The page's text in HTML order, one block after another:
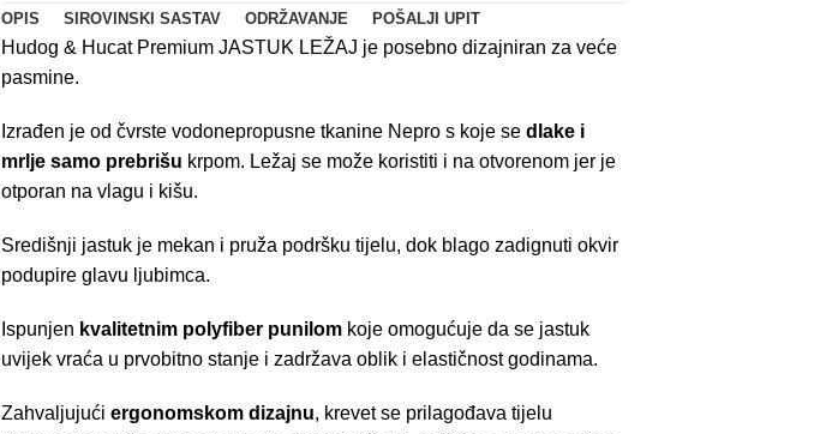
OPIS SIROVINSKI SASTAV ODRŽAVANJE POŠALJI UPIT
Hudog & Hucat Premium JASTUK LEŽAJ je posebno dizajniran za veće
pasmine.
Izrađen je od čvrste vodonepropusne tkanine Nepro s koje se dlake i
mrlje samo prebrišu krpom. Ležaj se može koristiti i na otvorenom jer je
otporan na vlagu i kišu.
Središnji jastuk je mekan i pruža podršku tijelu, dok blago zadignuti okvir
podupire glavu ljubimca.
Ispunjen kvalitetnim polyfiber punilom koje omogućuje da se jastuk
uvijek vraća u prvobitno stanje i zadržava oblik i elastičnost godinama.
Zahvaljujući ergonomskom dizajnu, krevet se prilagođava tijelu